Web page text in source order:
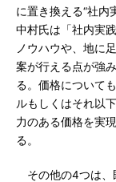
に置き換える“社内
中村氏は「社内実
ノウハウや、地に
案が行える点が強
る。価格について
ルもしくはそれ以
力のある価格を実
る。
その他の4つは、